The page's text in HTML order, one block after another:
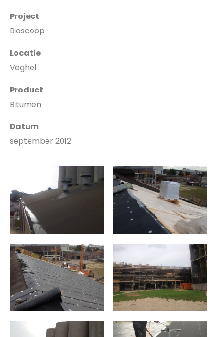
Project
Bioscoop
Locatie
Veghel
Product
Bitumen
Datum
september 2012